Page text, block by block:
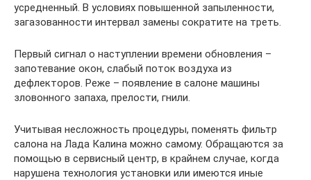
усредненный. В условиях повышенной запыленности,
загазованности интервал замены сократите на треть.
Первый сигнал о наступлении времени обновления –
запотевание окон, слабый поток воздуха из
дефлекторов. Реже – появление в салоне машины
зловонного запаха, прелости, гнили.
Учитывая несложность процедуры, поменять фильтр
салона на Лада Калина можно самому. Обращаются за
помощью в сервисный центр, в крайнем случае, когда
нарушена технология установки или имеются иные